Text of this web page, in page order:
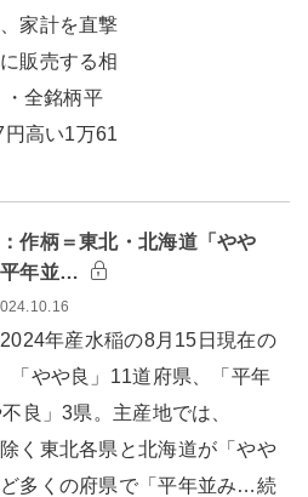
家計を直撃
販売する相
全銘柄平
高い1万61
作柄＝東北・北海道「やや
年並…
年産水稲の8月15日現在の
「やや良」11道府県、「平年
良」3県。主産地では、
く東北各県と北海道が「やや
多くの府県で「平年並み…続